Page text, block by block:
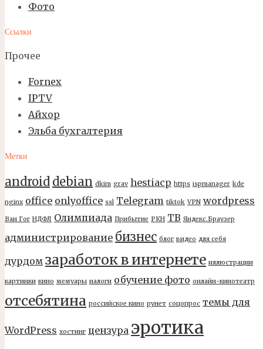
Фото
Ссылки
Прочее
Fornex
IPTV
Айхор
Эльба бухгалтерия
Метки
android debian dkim grav hestiacp https ispmanager kde
nginx office onlyoffice ssl Telegram tiktok VPN wordpress
Ван Гог НДФЛ Олимпиада Прибытие РКН ТВ Яндекс.Браузер
администрирование бизнес блог видео для себя
дурдом заработок в интернете иллюстрации
картинки кино мемуары налоги обучение фото онлайн-кинотеатр
отсебятина российское кино рунет соцопрос темы для
WordPress хостинг цензура эротика